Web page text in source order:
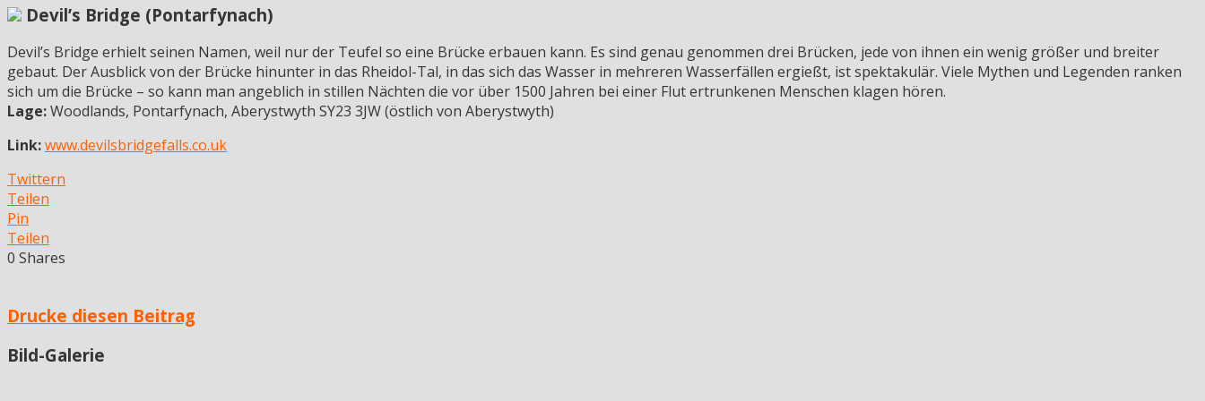
Devil’s Bridge (Pontarfynach)
Devil’s Bridge erhielt seinen Namen, weil nur der Teufel so eine Brücke erbauen kann. Es sind genau genommen drei Brücken, jede von ihnen ein wenig größer und breiter
gebaut. Der Ausblick von der Brücke hinunter in das Rheidol-Tal, in das sich das Wasser in mehreren Wasserfällen ergießt, ist spektakulär. Viele Mythen und Legenden ranken
sich um die Brücke – so kann man angeblich in stillen Nächten die vor über 1500 Jahren bei einer Flut ertrunkenen Menschen klagen hören.
Lage:Woodlands, Pontarfynach, Aberystwyth SY23 3JW (östlich von Aberystwyth)
Link:www.devilsbridgefalls.co.uk
Twittern
Teilen
Pin
Teilen
0 Shares
Drucke diesen Beitrag
Bild-Galerie